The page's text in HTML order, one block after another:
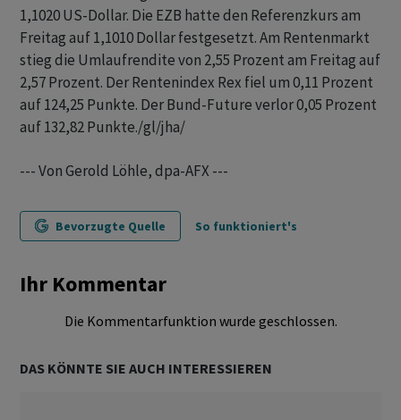
1,1020 US-Dollar. Die EZB hatte den Referenzkurs am
Freitag auf 1,1010 Dollar festgesetzt. Am Rentenmarkt
stieg die Umlaufrendite von 2,55 Prozent am Freitag auf
2,57 Prozent. Der Rentenindex Rex fiel um 0,11 Prozent
auf 124,25 Punkte. Der Bund-Future verlor 0,05 Prozent
auf 132,82 Punkte./gl/jha/
--- Von Gerold Löhle, dpa-AFX ---
Bevorzugte Quelle So funktioniert's
Ihr Kommentar
Die Kommentarfunktion wurde geschlossen.
DAS KÖNNTE SIE AUCH INTERESSIEREN